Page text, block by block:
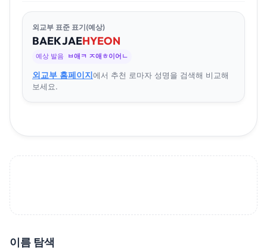
외교부 표준 표기(예상)
BAEKJAEHYEON
예상 발음 ㅂ애ㅋ ㅈ애ㅎ이어ㄴ
외교부 홈페이지에서 추천 로마자 성명을 검색해 비교해
보세요.
이름 탐색